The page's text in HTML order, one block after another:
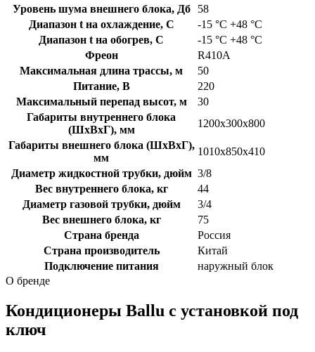
Уровень шума внешнего блока, Дб
58
Диапазон t на охлаждение, C
-15 °С +48 °С
Диапазон t на обогрев, C
-15 °С +48 °С
Фреон
R410A
Максимальная длина трассы, м
50
Питание, В
220
Максимальный перепад высот, м
30
Габариты внутреннего блока
(ШхВхГ), мм
1200х300х800
Габариты внешнего блока (ШхВхГ),
мм
1010х850х410
Диаметр жидкостной трубки, дюйм 3/8
Вес внутреннего блока, кг
44
Диаметр газовой трубки, дюйм
3/4
Вес внешнего блока, кг
75
Страна бренда
Россия
Страна производитель
Китай
Подключение питания
наружный блок
О бренде
Кондиционеры Ballu с установкой под
ключ